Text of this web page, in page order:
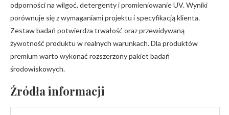
odporności na wilgoć, detergenty i promieniowanie UV. Wyniki
porównuje się z wymaganiami projektu i specyfikacją klienta.
Zestaw badań potwierdza trwałość oraz przewidywaną
żywotność produktu w realnych warunkach. Dla produktów
premium warto wykonać rozszerzony pakiet badań
środowiskowych.
Źródła informacji